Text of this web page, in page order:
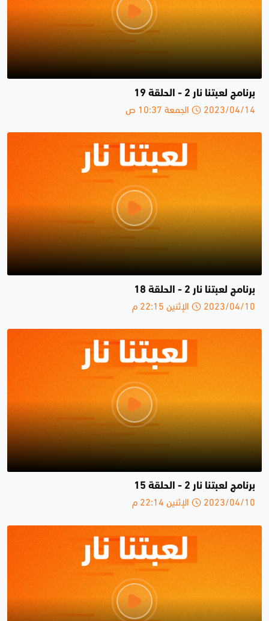
برنامج لعبتنا نار 2 - الحلقة 19
2023/04/14 الجمعة 10:37 ص
برنامج لعبتنا نار 2 - الحلقة 18
2023/04/10 الإثنين 22:15 م
برنامج لعبتنا نار 2 - الحلقة 15
2023/04/10 الإثنين 22:14 م